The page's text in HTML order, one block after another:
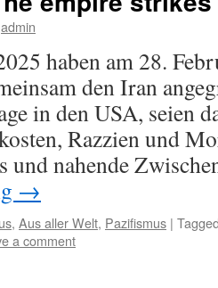
admin
haben am 28.
den Iran
in den USA, seien
Razzien und
und nahende
→
, Aus aller Welt, Pazifismus |
a comment